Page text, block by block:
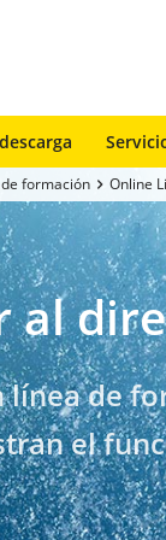
formación Online
al
línea de
el